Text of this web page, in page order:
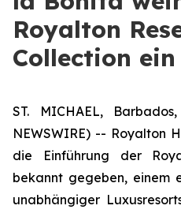
Royalton
Collection ein
ST. MICHAEL,
NEWSWIRE) -- Royalton
die Einführung der
bekannt gegeben, einem
unabhängiger